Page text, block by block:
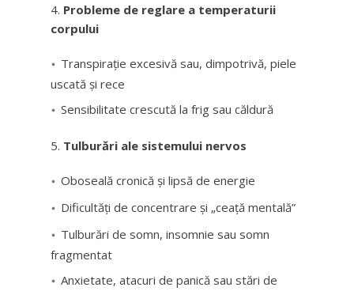
Probleme de reglare a temperaturii
corpului
Transpirație excesivă sau, dimpotrivă, piele
uscată și rece
Sensibilitate crescută la frig sau căldură
Tulburări ale sistemului nervos
Oboseală cronică și lipsă de energie
Dificultăți de concentrare și „ceață mentală”
Tulburări de somn, insomnie sau somn
fragmentat
Anxietate, atacuri de panică sau stări de